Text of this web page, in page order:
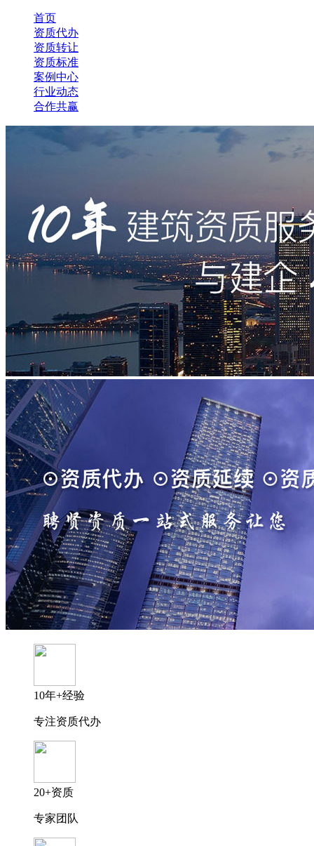
首页
资质代办
资质转让
资质标准
案例中心
行业动态
合作共赢
10年+经验
专注资质代办
20+资质
专家团队